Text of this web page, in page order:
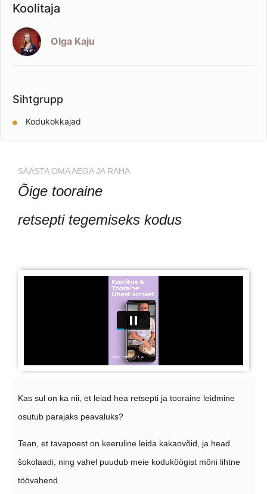
Koolitaja
Olga Kaju
Sihtgrupp
Kodukokkajad
SÄÄSTA OMA AEGA JA RAHA
Õige tooraine
retsepti tegemiseks kodus
Kas sul on ka nii, et leiad hea retsepti ja tooraine leidmine
osutub parajaks peavaluks?
Tean, et tavapoest on keeruline leida kakaovõid, ja head
šokolaadi, ning vahel puudub meie koduköögist mõni lihtne
töövahend.